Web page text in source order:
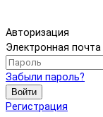
Авторизация
Электронная почта
Забыли пароль?
Войти
Регистрация